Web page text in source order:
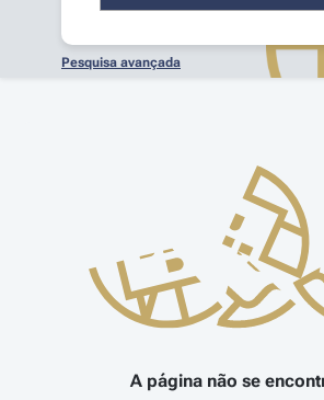
Pesquisa avançada
A página não se